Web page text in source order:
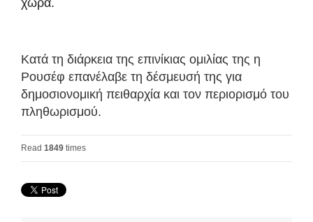
Κατά τη διάρκεια της επινίκιας ομιλίας της η
Ρουσέφ επανέλαβε τη δέσμευσή της για
δημοσιονομική πειθαρχία και τον περιορισμό του
πληθωρισμού.
Read 1849 times